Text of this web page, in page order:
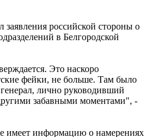
российской стороны о
в Белгородской
Это наскоро
фейки, не больше. Там было
лично руководивший
забавными моментами", -
имеет информацию о намерениях